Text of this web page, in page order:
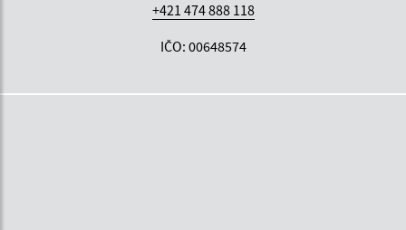
+421 474 888 118
IČO: 00648574